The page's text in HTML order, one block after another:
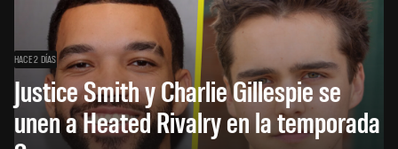
HACE 2 DÍAS
Justice Smith y Charlie Gillespie se
unen a Heated Rivalry en la temporada